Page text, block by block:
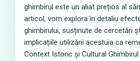
ghimbirul este un aliat prețios al
articol, vom explora în detaliu
ghimbirului, susținute de cercetări
implicațiile utilizării acestuia ca
Context Istoric și Cultural